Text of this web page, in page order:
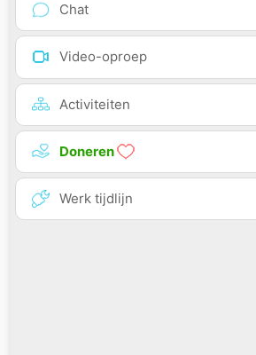
Chat
Video-oproep
Activiteiten
Doneren
Werk tijdlijn